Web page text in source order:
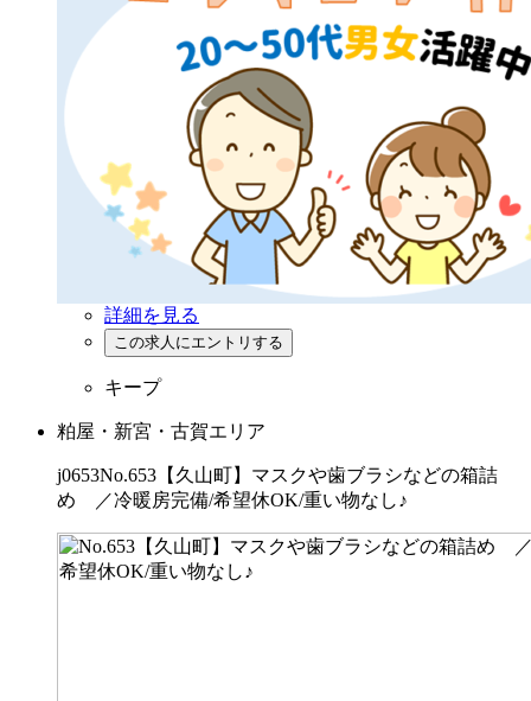
詳細を見る
キープ
粕屋・新宮・古賀エリア
j0653No.653【久山町】マスクや歯ブラシなどの箱詰
め ／冷暖房完備/希望休OK/重い物なし♪